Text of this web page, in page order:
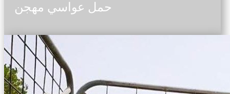
حمل عواسي مهجن